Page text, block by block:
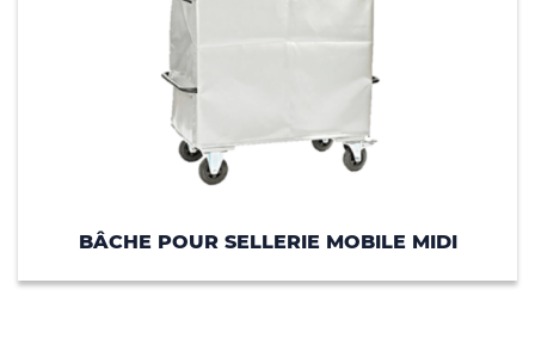
BÂCHE POUR SELLERIE MOBILE MIDI